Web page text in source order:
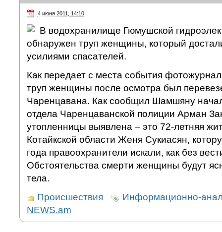
4 июня 2011, 14:10
В водохранилище Гюмушской
обнаружен труп женщины, который
усилиями спасателей.
Как передает с места события
труп женщины после осмотра был
Чаренцавана. Как сообщил Шамшяну
отдела Чаренцаванской полиции Арман
утопленницы выявлена – это 72-летняя
Котайкской области Женя Сукиасян,
года правоохранители искали, как без
Обстоятельства смерти женщины будут
тела.
Происшествия
Информационно-
NEWS.am